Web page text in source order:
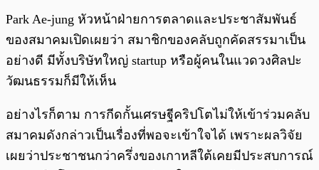
Park Ae-jung หัวหน้าฝ่ายการตลาดและประชาสัมพันธ์
ของสมาคมเปิดเผยว่า สมาชิกของคลับถูกคัดสรรมาเป็น
อย่างดี มีทั้งบริษัทใหญ่ startup หรือผู้คนในแวดวงศิลปะ
วัฒนธรรมก็มีให้เห็น
อย่างไรก็ตาม การกีดกั้นเศรษฐีคริปโตไม่ให้เข้าร่วมคลับ
สมาคมดังกล่าวเป็นเรื่องที่พอจะเข้าใจได้ เพราะผลวิจัย
เผยว่าประชาชนกว่าครึ่งของเกาหลีใต้เคยมีประสบการณ์